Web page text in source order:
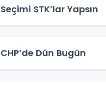
Seçimi STK’lar Yapsın
CHP’de Dün Bugün